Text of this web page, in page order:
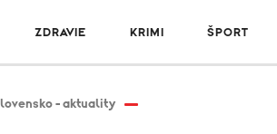
ZDRAVIE KRIMI ŠPORT
- aktuality